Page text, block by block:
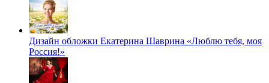
Дизайн обложки Екатерина Шаврина «Люблю тебя, моя
Россия!»